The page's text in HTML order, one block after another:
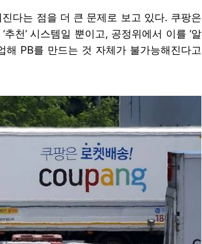
다는 점을 더 큰 문제로 보고 있다. 쿠팡은
천’ 시스템일 뿐이고, 공정위에서 이를 ‘알
해 PB를 만드는 것 자체가 불가능해진다고